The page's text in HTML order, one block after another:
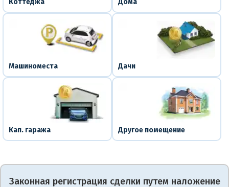
Коттеджа Дома
Машиноместа Дачи
Кап. гаража Другое помещение
Законная регистрация сделки путем наложение